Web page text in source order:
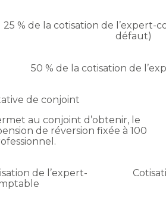
25 % de la cotisation de l’expert-
défaut)
50 % de la cotisation de
de conjoint
au conjoint d’obtenir, le
de réversion fixée à 100
de l’expert-